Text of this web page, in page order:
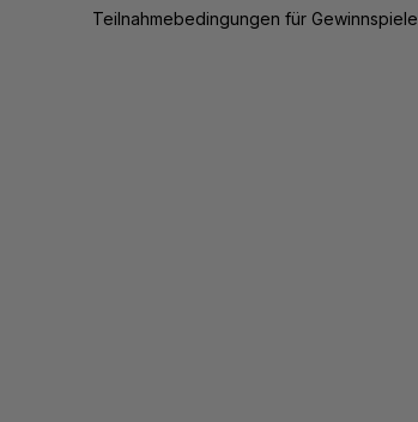
Teilnahmebedingungen für Gewinnspiele